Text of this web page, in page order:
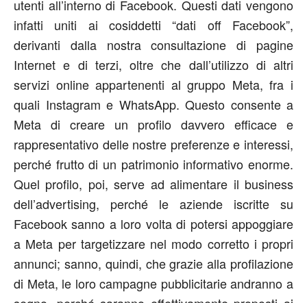
utenti all’interno di Facebook. Questi dati vengono
infatti uniti ai cosiddetti “dati off Facebook”,
derivanti dalla nostra consultazione di pagine
Internet e di terzi, oltre che dall’utilizzo di altri
servizi online appartenenti al gruppo Meta, fra i
quali Instagram e WhatsApp. Questo consente a
Meta di creare un profilo davvero efficace e
rappresentativo delle nostre preferenze e interessi,
perché frutto di un patrimonio informativo enorme.
Quel profilo, poi, serve ad alimentare il business
dell’advertising, perché le aziende iscritte su
Facebook sanno a loro volta di potersi appoggiare
a Meta per targetizzare nel modo corretto i propri
annunci; sanno, quindi, che grazie alla profilazione
di Meta, le loro campagne pubblicitarie andranno a